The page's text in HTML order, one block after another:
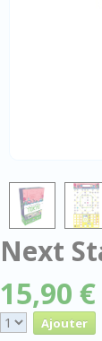
Next
15,90 €